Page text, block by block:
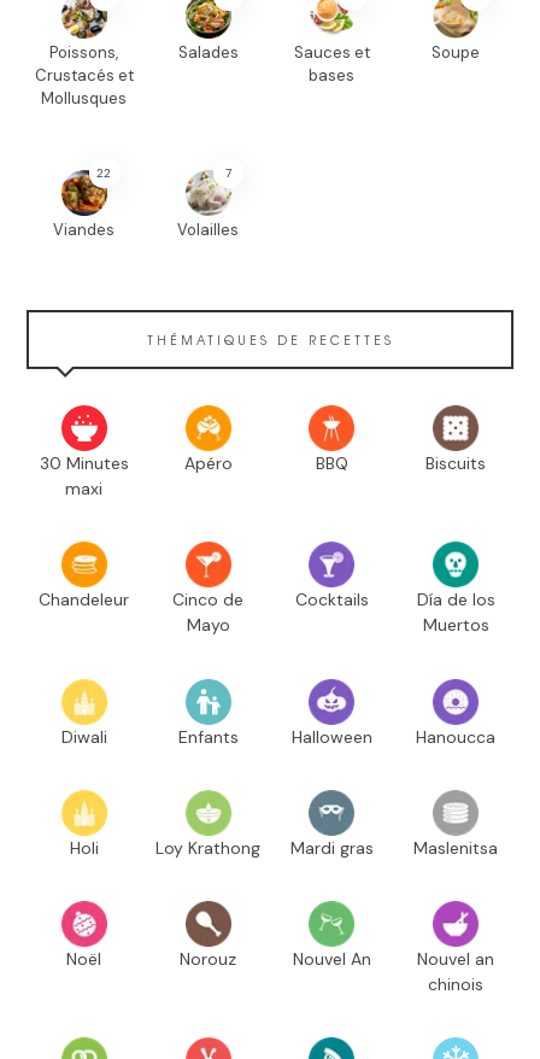
Poissons,
Crustacés et
Mollusques
Salades
Sauces et
bases
Soupe
22
Viandes
7
Volailles
THÉMATIQUES DE RECETTES
30 Minutes
maxi
Apéro BBQ Biscuits
Chandeleur
Cinco de
Mayo
Cocktails
Día de los
Muertos
Diwali Enfants Halloween Hanoucca
Holi Loy Krathong Mardi gras Maslenitsa
Noël Norouz Nouvel An
Nouvel an
chinois